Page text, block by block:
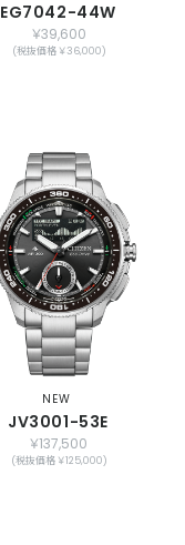
EG7042-44W
￥39,600
(税抜価格 ￥36,000)
NEW
JV3001-53E
￥137,500
(税抜価格 ￥125,000)